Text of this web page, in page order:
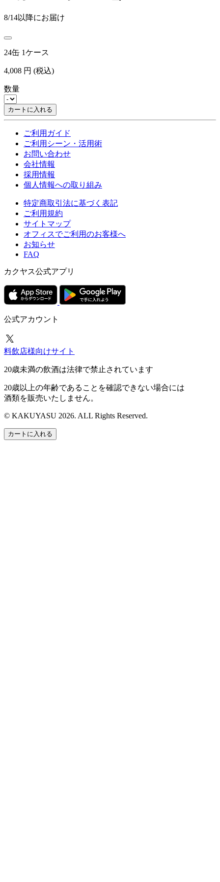
8/14以降にお届け
24缶 1ケース
4,008 円 (税込)
数量
カートに入れる
ご利用ガイド
ご利用シーン・活用術
お問い合わせ
会社情報
採用情報
個人情報への取り組み
特定商取引法に基づく表記
ご利用規約
サイトマップ
オフィスでご利用のお客様へ
お知らせ
FAQ
カクヤス公式アプリ
公式アカウント
料飲店様向けサイト
20歳未満の飲酒は法律で禁止されています
20歳以上の年齢であることを確認できない場合には
酒類を販売いたしません。
© KAKUYASU 2026. ALL Rights Reserved.
カートに入れる